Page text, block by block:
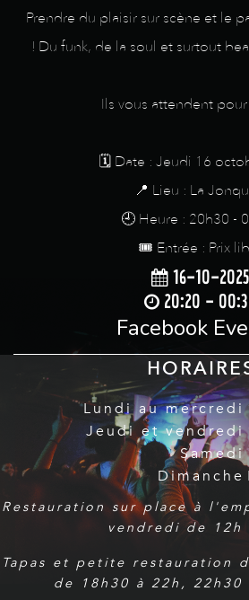
Prendre du plaisir sur scène et le
! Du funk, de la soul et surtout
Ils vous attendent
🗓️ Date : Jeudi 16
📍 Lieu : La
🕘 Heure : 20h30 -
🎟️ Entrée : Prix
16-10-2025
20:20 -
Facebook
Lundi au mercredi
Jeudi et vendredi
Samedi
Dimanche
Restauration sur place à
vendredi de 12h
Tapas et petite restauration
de 18h30 à 22h, 22h30